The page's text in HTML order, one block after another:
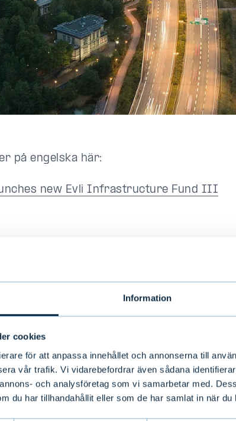
Information
cookies
för att anpassa innehållet och annonserna till
vår trafik. Vi vidarebefordrar även sådana
och analysföretag som vi samarbetar med.
du har tillhandahållit eller som de har samlat in när
på engelska här:
new Evli Infrastructure Fund III